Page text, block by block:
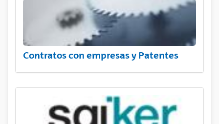
Contratos con empresas y Patentes